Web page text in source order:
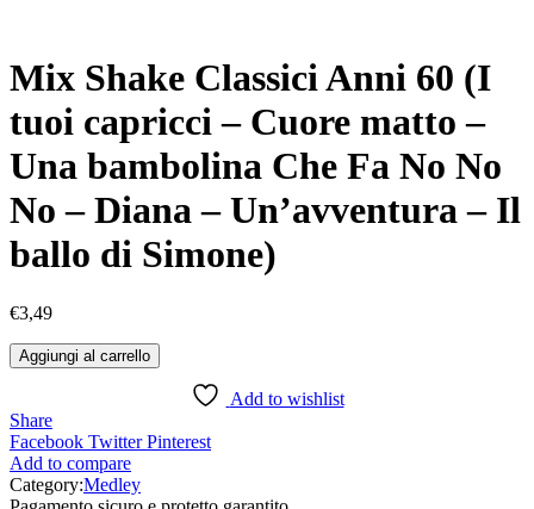
Mix Shake Classici Anni 60 (I
tuoi capricci – Cuore matto –
Una bambolina Che Fa No No
No – Diana – Un’avventura – Il
ballo di Simone)
€3,49
Aggiungi al carrello
Add to wishlist
Share
Facebook Twitter Pinterest
Add to compare
Category:Medley